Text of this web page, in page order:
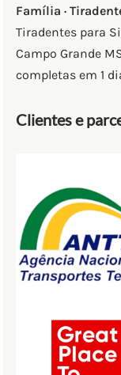
Família ·
Tiradentes para
Campo Grande
completas em 1
Clientes e